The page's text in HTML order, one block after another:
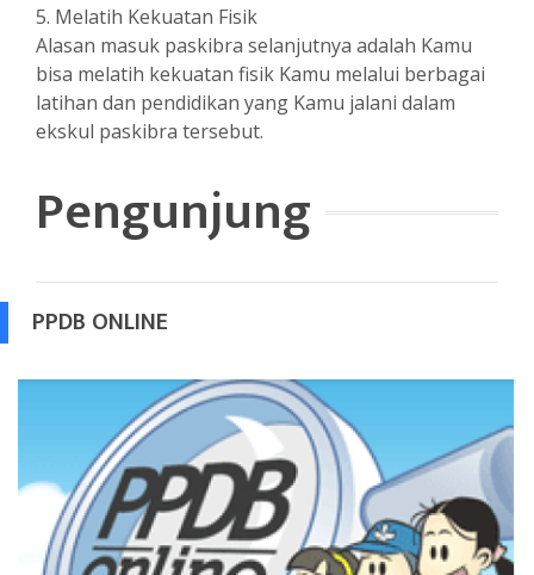
5. Melatih Kekuatan Fisik
Alasan masuk paskibra selanjutnya adalah Kamu
bisa melatih kekuatan fisik Kamu melalui berbagai
latihan dan pendidikan yang Kamu jalani dalam
ekskul paskibra tersebut.
Pengunjung
PPDB ONLINE